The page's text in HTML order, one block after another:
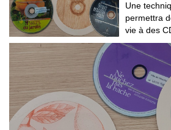
Une
permettra
vie à des